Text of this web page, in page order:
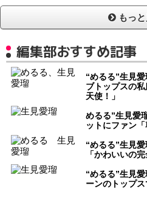
もっ
編集部おすすめ記事
“めるる”生見
ブトップスの
天使！」
めるる”生見愛
ットにファン
“めるる”生見
「かわいいの
“めるる”生見
ーンのトップ